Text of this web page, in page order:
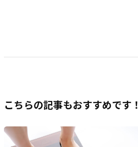
こちらの記事もおすすめです！